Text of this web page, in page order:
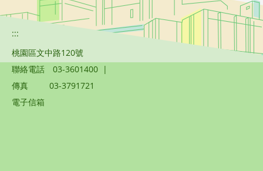
:::
桃園區文中路120號
聯絡電話
03-3601400 |
傳真
03-3791721
電子信箱